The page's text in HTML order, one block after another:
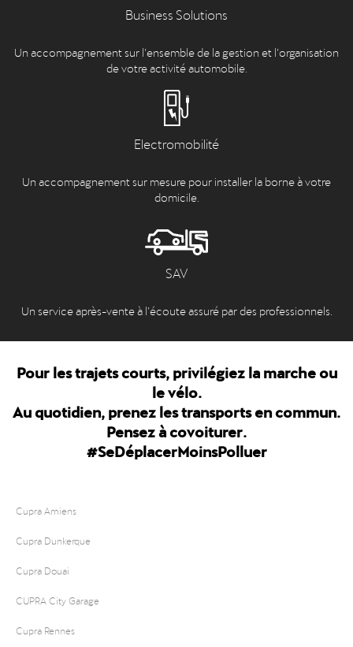
Business Solutions
Un accompagnement sur l’ensemble de la gestion et l’organisation
de votre activité automobile.
Electromobilité
Un accompagnement sur mesure pour installer la borne à votre
domicile.
SAV
Un service après-vente à l’écoute assuré par des professionnels.
Pour les trajets courts, privilégiez la marche ou
le vélo.
Au quotidien, prenez les transports en commun.
Pensez à covoiturer.
#SeDéplacerMoinsPolluer
Cupra Amiens
Cupra Dunkerque
Cupra Douai
CUPRA City Garage
Cupra Rennes